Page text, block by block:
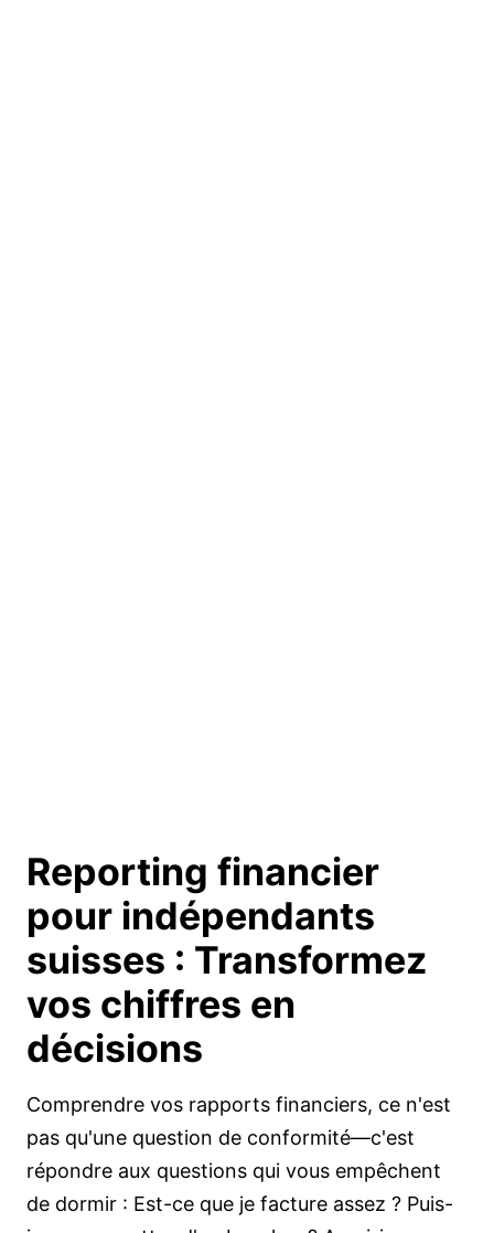
Reporting financier
pour indépendants
suisses : Transformez
vos chiffres en
décisions
Comprendre vos rapports financiers, ce n'est
pas qu'une question de conformité—c'est
répondre aux questions qui vous empêchent
de dormir : Est-ce que je facture assez ? Puis-